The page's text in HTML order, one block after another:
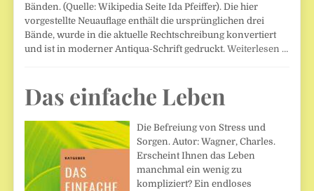
Bänden. (Quelle: Wikipedia Seite Ida Pfeiffer). Die hier
vorgestellte Neuauflage enthält die ursprünglichen drei
Bände, wurde in die aktuelle Rechtschreibung konvertiert
und ist in moderner Antiqua-Schrift gedruckt.Weiterlesen …
Das einfache Leben
Die Befreiung von Stress und
Sorgen. Autor: Wagner, Charles.
Erscheint Ihnen das Leben
manchmal ein wenig zu
kompliziert? Ein endloses